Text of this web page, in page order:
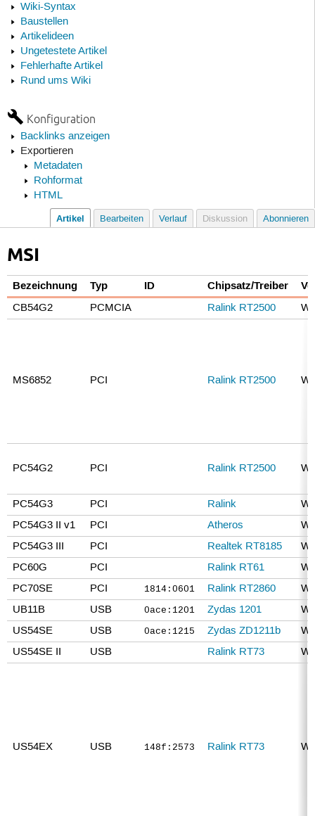
Wiki-Syntax
Baustellen
Artikelideen
Ungetestete Artikel
Fehlerhafte Artikel
Rund ums Wiki
Konfiguration
Backlinks anzeigen
Exportieren
Metadaten
Rohformat
HTML
Artikel Bearbeiten Verlauf Diskussion Abonnieren
MSI
Bezeichnung Typ ID Chipsatz/Treiber
CB54G2 PCMCIA Ralink RT2500
MS6852 PCI Ralink RT2500
PC54G2 PCI Ralink RT2500
PC54G3 PCI Ralink
PC54G3 II v1
PCI Atheros
PC54G3 III
PCI Realtek RT8185
PC60G
PCI Ralink RT61
PC70SE
PCI 1814:0601 Ralink RT2860
UB11B
USB 0ace:1201 Zydas 1201
US54SE
USB 0ace:1215 Zydas ZD1211b
US54SE II
USB Ralink RT73
US54EX USB 148f:2573 Ralink RT73